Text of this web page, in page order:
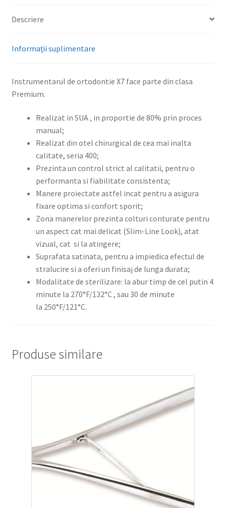
Descriere
Informații suplimentare
Instrumentarul de ortodontie X7 face parte din clasa
Premium.
Realizat in SUA , in proportie de 80% prin proces
manual;
Realizat din otel chirurgical de cea mai inalta
calitate, seria 400;
Prezinta un control strict al calitatii, pentru o
performanta si fiabilitate consistenta;
Manere proiectate astfel incat pentru a asigura
fixare optima si confort sporit;
Zona manerelor prezinta colturi conturate pentru
un aspect cat mai delicat (Slim-Line Look), atat
vizual, cat si la atingere;
Suprafata satinata, pentru a impiedica efectul de
stralucire si a oferi un finisaj de lunga durata;
Modalitate de sterilizare: la abur timp de cel putin 4
minute la 270°F/132°C , sau 30 de minute
la 250°F/121°C.
Produse similare